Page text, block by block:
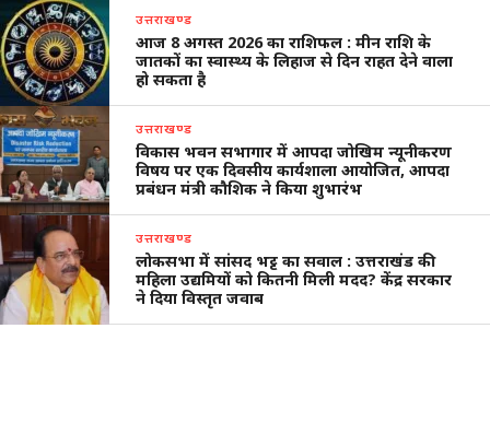
उत्तराखण्ड
आज 8 अगस्त 2026 का राशिफल : मीन राशि के
जातकों का स्वास्थ्य के लिहाज से दिन राहत देने वाला
हो सकता है
उत्तराखण्ड
विकास भवन सभागार में आपदा जोखिम न्यूनीकरण
विषय पर एक दिवसीय कार्यशाला आयोजित, आपदा
प्रबंधन मंत्री कौशिक ने किया शुभारंभ
उत्तराखण्ड
लोकसभा में सांसद भट्ट का सवाल : उत्तराखंड की
महिला उद्यमियों को कितनी मिली मदद? केंद्र सरकार
ने दिया विस्तृत जवाब